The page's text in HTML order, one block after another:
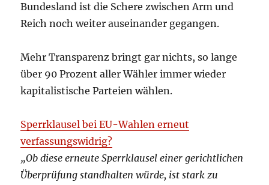
Bundesland ist die Schere zwischen Arm und
Reich noch weiter auseinander gegangen.
Mehr Transparenz bringt gar nichts, so lange
über 90 Prozent aller Wähler immer wieder
kapitalistische Parteien wählen.
Sperrklausel bei EU-Wahlen erneut
verfassungswidrig?
„Ob diese erneute Sperrklausel einer gerichtlichen
Überprüfung standhalten würde, ist stark zu